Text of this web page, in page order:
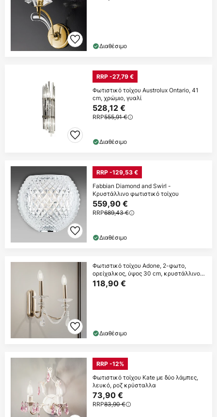
Διαθέσιμο
RRP -27,79 €
Φωτιστικό τοίχου Austrolux Ontario, 41
cm, χρώμιο, γυαλί
528,12 €
RRP555,91 €
Διαθέσιμο
RRP -129,53 €
Fabbian Diamond and Swirl -
Κρυστάλλινο φωτιστικό τοίχου
559,90 €
RRP689,43 €
Διαθέσιμο
Φωτιστικό τοίχου Adone, 2-φωτο,
ορείχαλκος, ύψος 30 cm, κρυστάλλινο
γυαλί
118,90 €
Διαθέσιμο
RRP -12%
Φωτιστικό τοίχου Kate με δύο λάμπες,
λευκό, ροζ κρύσταλλα
73,90 €
RRP83,90 €